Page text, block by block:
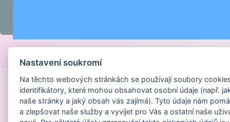
Nastavení soukromí
Na těchto webových stránkách se používají soubory
identifikátory, které mohou obsahovat osobní údaje (např.
naše stránky a jaký obsah vás zajímá). Tyto údaje nám
a zlepšovat naše služby a vyvíjet pro Vás a ostatní naše